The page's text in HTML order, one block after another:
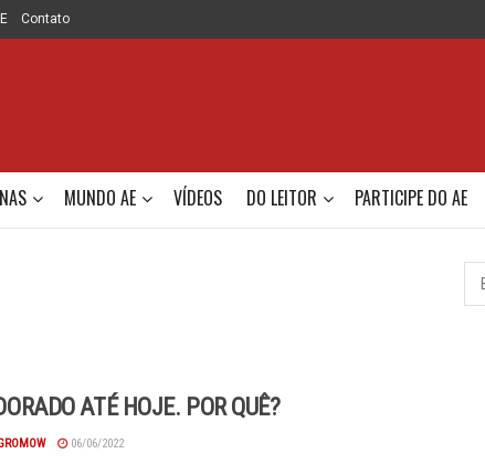
Contato
MUNDO AE VÍDEOS DO LEITOR PARTICIPE DO AE
ATÉ HOJE. POR QUÊ?
06/06/2022